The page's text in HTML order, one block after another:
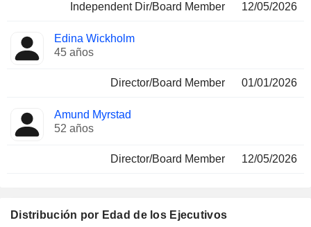
Independent Dir/Board Member
12/05/2026
Edina Wickholm
45 años
Director/Board Member 01/01/2026
Amund Myrstad
52 años
Director/Board Member 12/05/2026
Distribución por Edad de los Ejecutivos